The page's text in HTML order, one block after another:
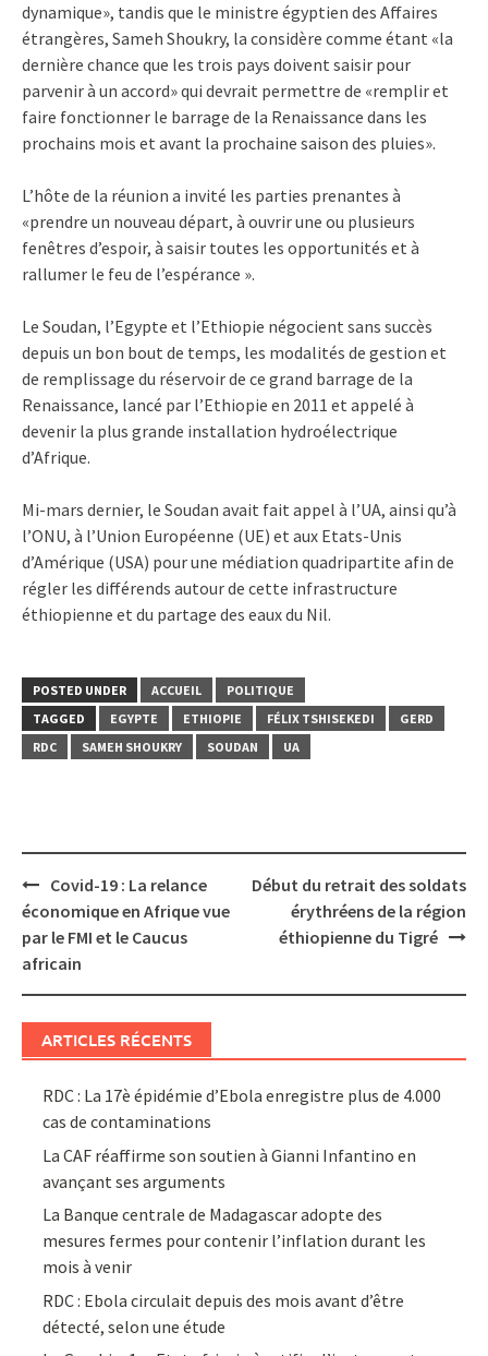
dynamique», tandis que le ministre égyptien des Affaires
étrangères, Sameh Shoukry, la considère comme étant «la
dernière chance que les trois pays doivent saisir pour
parvenir à un accord» qui devrait permettre de «remplir et
faire fonctionner le barrage de la Renaissance dans les
prochains mois et avant la prochaine saison des pluies».
L’hôte de la réunion a invité les parties prenantes à
«prendre un nouveau départ, à ouvrir une ou plusieurs
fenêtres d’espoir, à saisir toutes les opportunités et à
rallumer le feu de l’espérance ».
Le Soudan, l’Egypte et l’Ethiopie négocient sans succès
depuis un bon bout de temps, les modalités de gestion et
de remplissage du réservoir de ce grand barrage de la
Renaissance, lancé par l’Ethiopie en 2011 et appelé à
devenir la plus grande installation hydroélectrique
d’Afrique.
Mi-mars dernier, le Soudan avait fait appel à l’UA, ainsi qu’à
l’ONU, à l’Union Européenne (UE) et aux Etats-Unis
d’Amérique (USA) pour une médiation quadripartite afin de
régler les différends autour de cette infrastructure
éthiopienne et du partage des eaux du Nil.
POSTED UNDER ACCUEIL
POLITIQUE
TAGGED
EGYPTE ETHIOPIE FÉLIX TSHISEKEDI
GERD
RDC
SAMEH SHOUKRY SOUDAN UA
Post
navigation
Covid-19 : La relance
économique en Afrique vue
par le FMI et le Caucus
africain
Début du retrait des soldats
érythréens de la région
éthiopienne du Tigré
ARTICLES RÉCENTS
RDC : La 17è épidémie d’Ebola enregistre plus de 4.000
cas de contaminations
La CAF réaffirme son soutien à Gianni Infantino en
avançant ses arguments
La Banque centrale de Madagascar adopte des
mesures fermes pour contenir l’inflation durant les
mois à venir
RDC : Ebola circulait depuis des mois avant d’être
détecté, selon une étude